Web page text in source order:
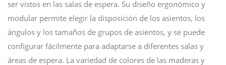
ser vistos en las salas de espera. Su diseño ergonómico y
modular permite elegir la disposición de los asientos, los
ángulos y los tamaños de grupos de asientos, y se puede
configurar fácilmente para adaptarse a diferentes salas y
áreas de espera. La variedad de colores de las maderas y